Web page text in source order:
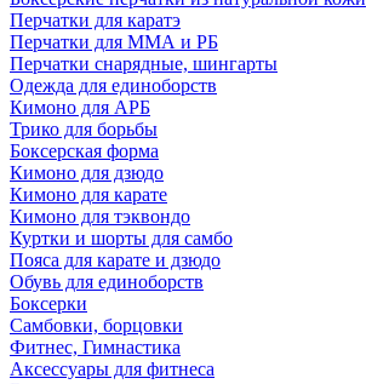
Перчатки для каратэ
Перчатки для ММА и РБ
Перчатки снарядные, шингарты
Одежда для единоборств
Кимоно для АРБ
Трико для борьбы
Боксерская форма
Кимоно для дзюдо
Кимоно для карате
Кимоно для тэквондо
Куртки и шорты для самбо
Пояса для карате и дзюдо
Обувь для единоборств
Боксерки
Самбовки, борцовки
Фитнес, Гимнастика
Аксессуары для фитнеса